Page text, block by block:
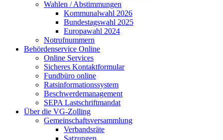
Wahlen / Abstimmungen
Kommunalwahl 2026
Bundestagswahl 2025
Europawahl 2024
Notrufnummern
Behördenservice Online
Online Services
Sicheres Kontaktformular
Fundbüro online
Ratsinformationssystem
Beschwerdemanagement
SEPA Lastschriftmandat
Über die VG-Zolling
Gemeinschaftsversammlung
Verbandsräte
Satzungen